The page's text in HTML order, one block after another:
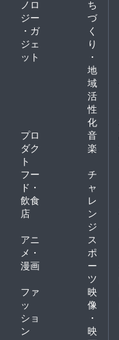
ノロ
ジー
・ガ
ジェ
ット
ち
づ
く
り
・
地
域
活
性
化
プロ
ダク
ト
音
楽
フー
ド・
飲食
店
チ
ャ
レ
ン
ジ
アニ
メ・
漫画
ス
ポ
ー
ツ
ファ
ッ
ショ
ン
映
像
・
映